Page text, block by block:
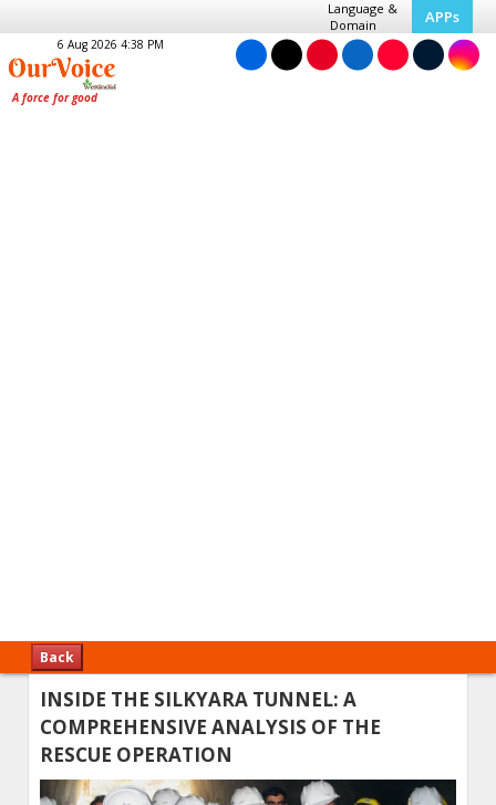
Language &
Domain
APPs
6 Aug 2026 4:38 PM
Back
INSIDE THE SILKYARA TUNNEL: A
COMPREHENSIVE ANALYSIS OF THE
RESCUE OPERATION